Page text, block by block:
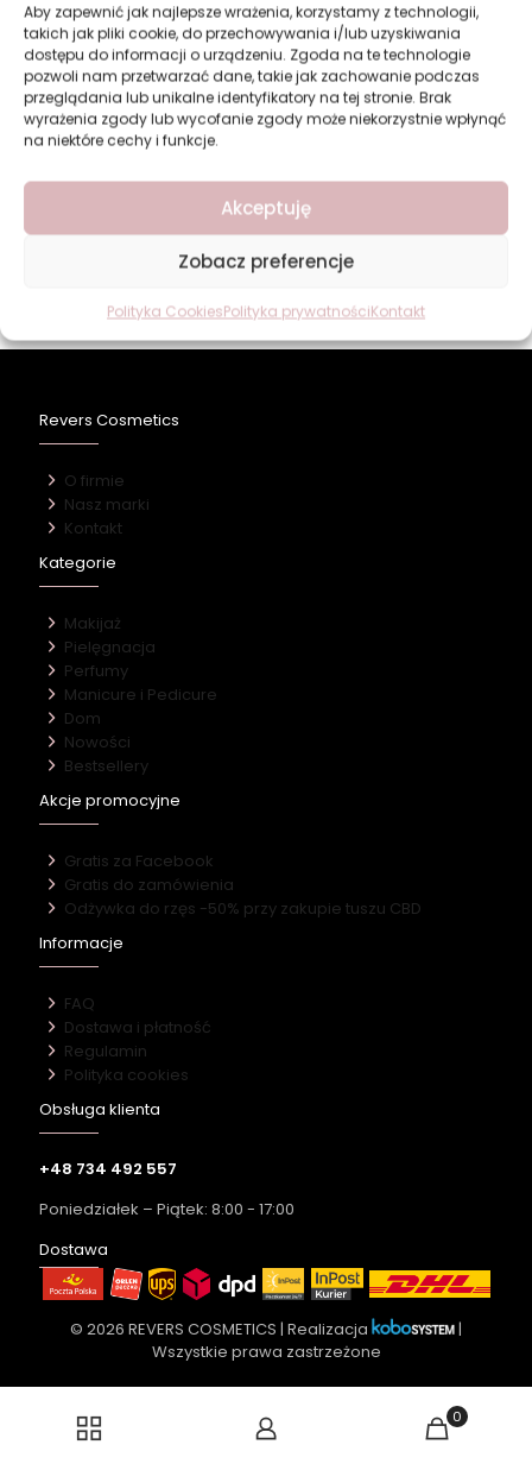
Aby zapewnić jak najlepsze wrażenia, korzystamy z technologii,
takich jak pliki cookie, do przechowywania i/lub uzyskiwania
dostępu do informacji o urządzeniu. Zgoda na te technologie
pozwoli nam przetwarzać dane, takie jak zachowanie podczas
przeglądania lub unikalne identyfikatory na tej stronie. Brak
wyrażenia zgody lub wycofanie zgody może niekorzystnie wpłynąć
na niektóre cechy i funkcje.
Akceptuję
Zobacz preferencje
Polityka CookiesPolityka prywatnościKontakt
Szampon Wygładzający
Do Włosów Revers
HAIRBOOST
22,49zł
Szampon z Olejem
Konopnym REVERS
14,94zł Pierwotna
14,94 zł.
11,20zł
11,20 zł.
Najniższa cena w ciągu
ostatnich 30 dni:11,20zł
Revers Cosmetics
O firmie
Nasz marki
Kontakt
Kategorie
Makijaż
Pielęgnacja
Perfumy
Manicure i Pedicure
Dom
Nowości
Bestsellery
Akcje promocyjne
Gratis za Facebook
Gratis do zamówienia
Odżywka do rzęs -50% przy zakupie tuszu CBD
Informacje
FAQ
Dostawa i płatność
Regulamin
Polityka cookies
Obsługa klienta
+48 734 492 557
Poniedziałek – Piątek: 8:00 - 17:00
Dostawa
© 2026 REVERS COSMETICS | Realizacja
|
Wszystkie prawa zastrzeżone
0